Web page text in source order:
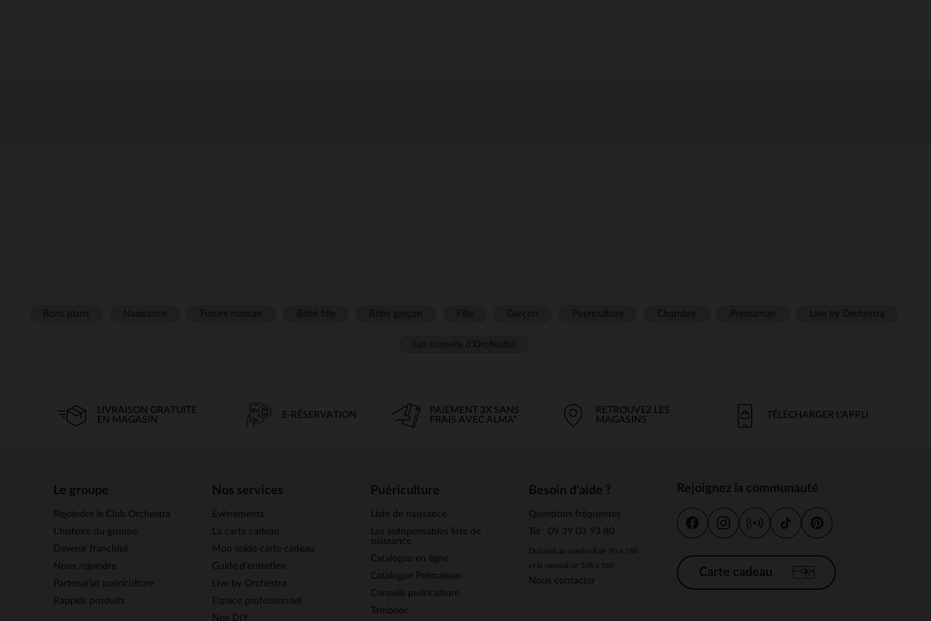
LIVRAISON GRATUITE
EN MAGASIN
E-RÉSERVATION
PAIEMENT 3X SANS
FRAIS AVEC ALMA*
RETROUVEZ LES
MAGASINS
TÉLÉCHARGER L'APPLI
Le groupe
Rejoindre le Club Orchestra
L’histoire du groupe
Devenir franchisé
Nous rejoindre
Partenariat puériculture
Rappels produits
Nos services
Évènements
La carte cadeau
Mon solde carte cadeau
Guide d'entretien
Live by Orchestra
Espace professionnel
Nos DIY
Puériculture
Liste de naissance
Les indispensables liste de
naissance
Catalogue en ligne
Catalogue Prémaman
Conseils puériculture
Tamboor
Besoin d'aide ?
Questions fréquentes
Tel : 09 39 03 93 80
Du lundi au vendredi de 9h à 18h
et le samedi de 10h à 18h
Nous contacter
Rejoignez la communauté
Carte cadeau